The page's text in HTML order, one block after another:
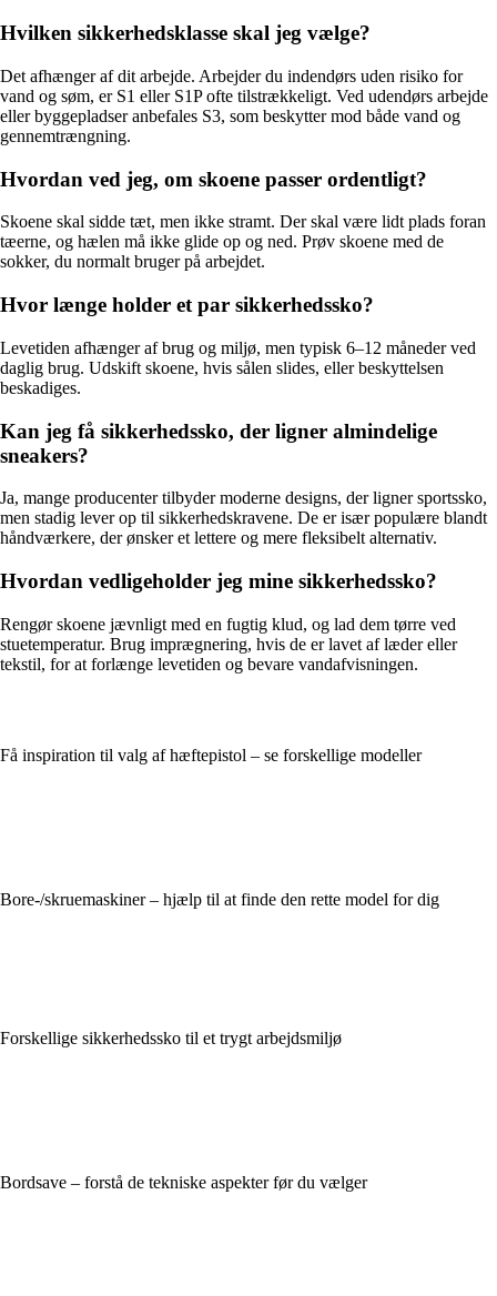
Hvilken sikkerhedsklasse skal jeg vælge?
Det afhænger af dit arbejde. Arbejder du indendørs uden risiko for
vand og søm, er S1 eller S1P ofte tilstrækkeligt. Ved udendørs arbejde
eller byggepladser anbefales S3, som beskytter mod både vand og
gennemtrængning.
Hvordan ved jeg, om skoene passer ordentligt?
Skoene skal sidde tæt, men ikke stramt. Der skal være lidt plads foran
tæerne, og hælen må ikke glide op og ned. Prøv skoene med de
sokker, du normalt bruger på arbejdet.
Hvor længe holder et par sikkerhedssko?
Levetiden afhænger af brug og miljø, men typisk 6–12 måneder ved
daglig brug. Udskift skoene, hvis sålen slides, eller beskyttelsen
beskadiges.
Kan jeg få sikkerhedssko, der ligner almindelige
sneakers?
Ja, mange producenter tilbyder moderne designs, der ligner sportssko,
men stadig lever op til sikkerhedskravene. De er især populære blandt
håndværkere, der ønsker et lettere og mere fleksibelt alternativ.
Hvordan vedligeholder jeg mine sikkerhedssko?
Rengør skoene jævnligt med en fugtig klud, og lad dem tørre ved
stuetemperatur. Brug imprægnering, hvis de er lavet af læder eller
tekstil, for at forlænge levetiden og bevare vandafvisningen.
Få inspiration til valg af hæftepistol – se forskellige modeller
Bore-/skruemaskiner – hjælp til at finde den rette model for dig
Forskellige sikkerhedssko til et trygt arbejdsmiljø
Bordsave – forstå de tekniske aspekter før du vælger